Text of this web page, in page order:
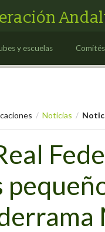
y escuelas
/ Noticias /